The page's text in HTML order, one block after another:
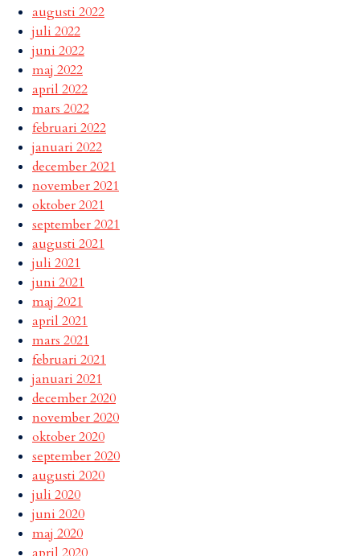
augusti 2022
juli 2022
juni 2022
maj 2022
april 2022
mars 2022
februari 2022
januari 2022
december 2021
november 2021
oktober 2021
september 2021
augusti 2021
juli 2021
juni 2021
maj 2021
april 2021
mars 2021
februari 2021
januari 2021
december 2020
november 2020
oktober 2020
september 2020
augusti 2020
juli 2020
juni 2020
maj 2020